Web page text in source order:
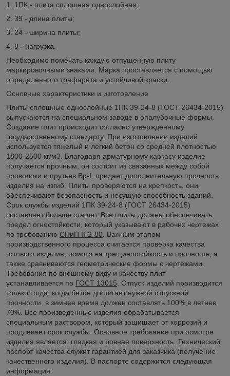
1. 1ПК - плита сплошная однослойная;
2. 39 - длина плиты;
3. 24 - ширина плиты;
4. 8 - нагрузка.
Необходимо помечать каждую отпущенную плиту
маркировочными знаками. Марка проставляется с помощью
определенного трафарета и устойчивой краски.
Основные характеристики и изготовление
Плиты сплошные однослойные 1ПК 39-24-8 (ГОСТ 26434-2015)
выпускаются на специальном заводе в опалубочные формы.
Создание плит происходит согласно утвержденному
государственному стандарту. При изготовлении изделий
используется тяжелый и легкий бетон со средней плотностью
1800-2500 кг/м3. Благодаря арматурному каркасу изделие
получается прочным, он состоит из связанных между собой
проволоки и прутьев Вр-I, придает дополнительную прочность
изделия на изгиб. Плиты проверяются на крепкость, они
обеспечивают безопасность и несущую способность зданий.
Срок службы изделий 1ПК 39-24-8 (ГОСТ 26434-2015)
составляет больше ста лет. Все плиты должны обеспечивать
предел огнестойкости, который указывают в рабочих чертежах
по требованию СНиП II-2-80. Важным этапом
производственного процесса считается проверка качества
готового изделия, осмотр на трещиностойкость и прочность, а
также сравниваются геометрические формы с чертежами.
Требования по внешнему виду и качеству плит
устанавливается по ГОСТ 13015. Отпуск изделий производится
только тогда, когда бетон достигает нужной отпускной
прочности, в зимнее время должен составлять 100%,в летнее
70%. Все произведенные изделия обрабатывается
специальным раствором, который защищает от коррозий и
продлевает срок службы. Основное требование при осмотре
изделия является: гладкая и ровная поверхность. Технический
паспорт качества служит гарантией для заказчика (получение
качественного изделия). В паспорте содержится следующая
информация: